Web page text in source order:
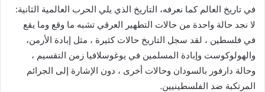
في تاريخ العالم كما نعرفه، التاريخ الذي يلي الحرب العالمية الثانية:
لا نجد حالة واحدة من حالات التطهير العرقي تشبه ما وقع وما يقع
في فلسطين ، لقد سجل التاريخ حالات كثيرة ، مثل إبادة الأرمن،
والهولوكوست وإبادة المسلمين في يوغوسلافيا زمن التقسيم ،
وحالة دارفور بالسودان وحالات أخرى ، دون الإشارة إلى الجرائم
المرتكبة ضد الفلسطينيين.